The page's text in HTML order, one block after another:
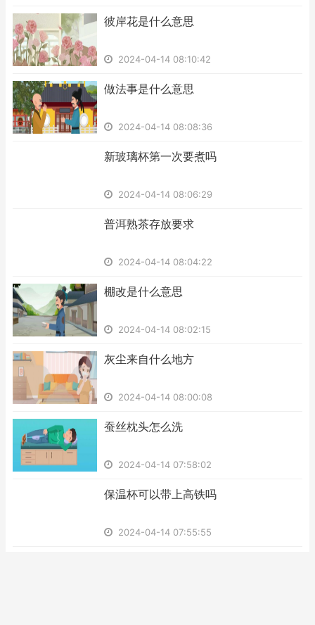
​彼岸花是什么意思
2024-04-14 08:10:42
​做法事是什么意思
2024-04-14 08:08:36
​新玻璃杯第一次要煮吗
2024-04-14 08:06:29
​普洱熟茶存放要求
2024-04-14 08:04:22
​棚改是什么意思
2024-04-14 08:02:15
​灰尘来自什么地方
2024-04-14 08:00:08
​蚕丝枕头怎么洗
2024-04-14 07:58:02
​保温杯可以带上高铁吗
2024-04-14 07:55:55